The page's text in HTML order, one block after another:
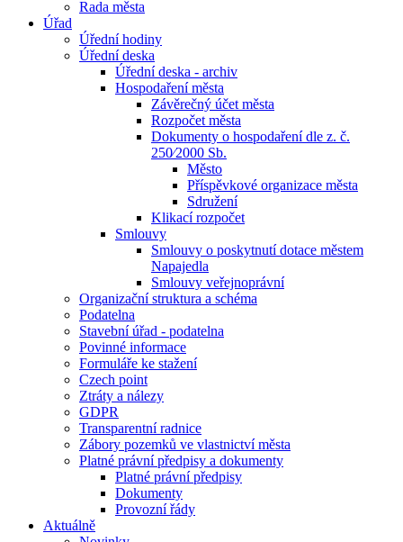
Rada města
Úřad
Úřední hodiny
Úřední deska
Úřední deska - archiv
Hospodaření města
Závěrečný účet města
Rozpočet města
Dokumenty o hospodaření dle z. č.
250⁄2000 Sb.
Město
Příspěvkové organizace města
Sdružení
Klikací rozpočet
Smlouvy
Smlouvy o poskytnutí dotace městem
Napajedla
Smlouvy veřejnoprávní
Organizační struktura a schéma
Podatelna
Stavební úřad - podatelna
Povinné informace
Formuláře ke stažení
Czech point
Ztráty a nálezy
GDPR
Transparentní radnice
Zábory pozemků ve vlastnictví města
Platné právní předpisy a dokumenty
Platné právní předpisy
Dokumenty
Provozní řády
Aktuálně